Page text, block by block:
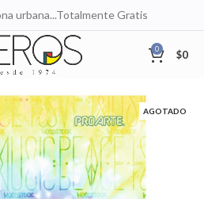
urbana...Totalmente Gratis
0 $0
AGOTADO